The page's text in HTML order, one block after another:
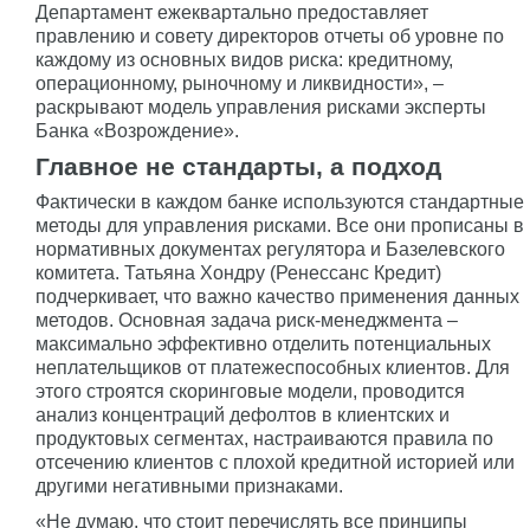
Департамент ежеквартально предоставляет
правлению и совету директоров отчеты об уровне по
каждому из основных видов риска: кредитному,
операционному, рыночному и ликвидности», –
раскрывают модель управления рисками эксперты
Банка «Возрождение».
Главное не стандарты, а подход
Фактически в каждом банке используются стандартные
методы для управления рисками. Все они прописаны в
нормативных документах регулятора и Базелевского
комитета. Татьяна Хондру (Ренессанс Кредит)
подчеркивает, что важно качество применения данных
методов. Основная задача риск-менеджмента –
максимально эффективно отделить потенциальных
неплательщиков от платежеспособных клиентов. Для
этого строятся скоринговые модели, проводится
анализ концентраций дефолтов в клиентских и
продуктовых сегментах, настраиваются правила по
отсечению клиентов с плохой кредитной историей или
другими негативными признаками.
«Не думаю, что стоит перечислять все принципы